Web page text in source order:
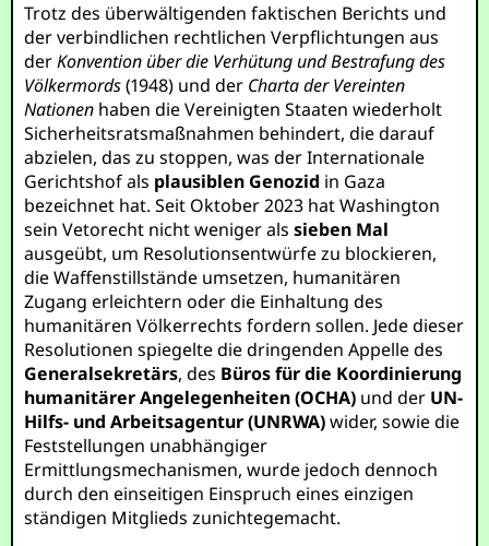
Trotz des überwältigenden faktischen Berichts und
der verbindlichen rechtlichen Verpflichtungen aus
derKonvention über die Verhütung und Bestrafung des
Völkermords(1948) und der Charta der Vereinten
Nationen haben die Vereinigten Staaten wiederholt
Sicherheitsratsmaßnahmen behindert, die darauf
abzielen, das zu stoppen, was der Internationale
Gerichtshof als plausiblen Genozid in Gaza
bezeichnet hat. Seit Oktober 2023 hat Washington
sein Vetorecht nicht weniger alssieben Mal
ausgeübt, um Resolutionsentwürfe zu blockieren,
die Waffenstillstände umsetzen, humanitären
Zugang erleichtern oder die Einhaltung des
humanitären Völkerrechts fordern sollen. Jede dieser
Resolutionen spiegelte die dringenden Appelle des
Generalsekretärs, des Büros für die Koordinierung
humanitärer Angelegenheiten (OCHA) und der UN-
Hilfs- und Arbeitsagentur (UNRWA)wider, sowie die
Feststellungen unabhängiger
Ermittlungsmechanismen, wurde jedoch dennoch
durch den einseitigen Einspruch eines einzigen
ständigen Mitglieds zunichtegemacht.